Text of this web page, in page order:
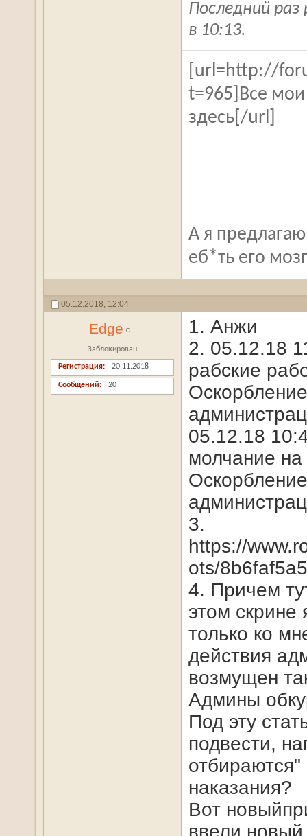
Последний
в 10:13.
[url=http://
t=965]Все мои
здесь[/url]
А я
еб*ть его
05.12.2018, 12:04
Edge
Заблокирован
Регистрация 20.11.2018
Сообщений 20
1. Анжи
2. 05.12.18
рабские
05.12.18
молчание
3.
https://
ots/
4. Причем
этом скрине
только ко
действия
возмущен
Админы
Под эту
подвести,
отбираются"
наказания?
Вот
ввели новый